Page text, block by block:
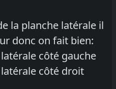
la planche latérale il
donc on fait bien:
côté gauche
côté droit